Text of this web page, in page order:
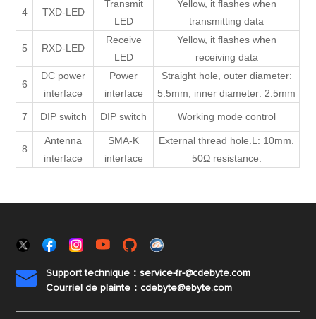
4 TXD-LED
Transmit
LED
Yellow, it flashes when
transmitting data
5 RXD-LED
Receive
LED
Yellow, it flashes when
receiving data
6
DC power
interface
Power
interface
Straight hole, outer diameter:
5.5mm, inner diameter: 2.5mm
7 DIP switch DIP switch Working mode control
8
Antenna
interface
SMA-K
interface
External thread hole.L: 10mm.
50Ω resistance.

Support technique：service-fr-@cdebyte.com
Courriel de plainte：cdebyte@ebyte.com